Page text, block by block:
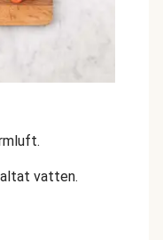
vatten.